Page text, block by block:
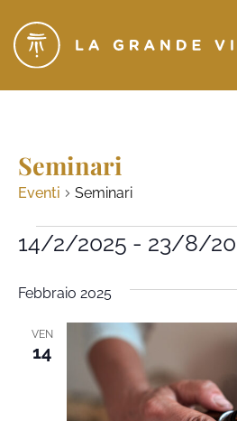
Seminari
Eventi Seminari
14/2/2025 - 23/8/
data.
Febbraio 2025
VEN
14